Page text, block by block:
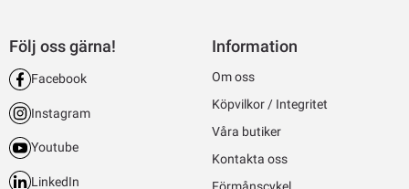
Följ oss gärna!
Facebook
Instagram
Youtube
LinkedIn
Information
Om oss
Köpvilkor / Integritet
Våra butiker
Kontakta oss